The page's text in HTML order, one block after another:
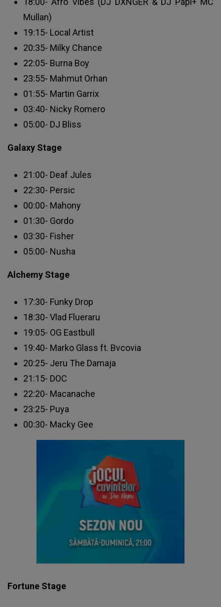
Mullan)
19:15- Local Artist
20:35- Milky Chance
22:05- Burna Boy
23:55- Mahmut Orhan
01:55- Martin Garrix
03:40- Nicky Romero
05:00- DJ Bliss
Galaxy Stage
21:00- Deaf Jules
22:30- Persic
00:00- Mahony
01:30- Gordo
03:30- Fisher
05:00- Nusha
Alchemy Stage
17:30- Funky Drop
18:30- Vlad Flueraru
19:05- OG Eastbull
19:40- Marko Glass ft. Bvcovia
20:25- Jeru The Damaja
21:15- DOC
22:20- Macanache
23:25- Puya
00:30- Macky Gee
Fortune Stage